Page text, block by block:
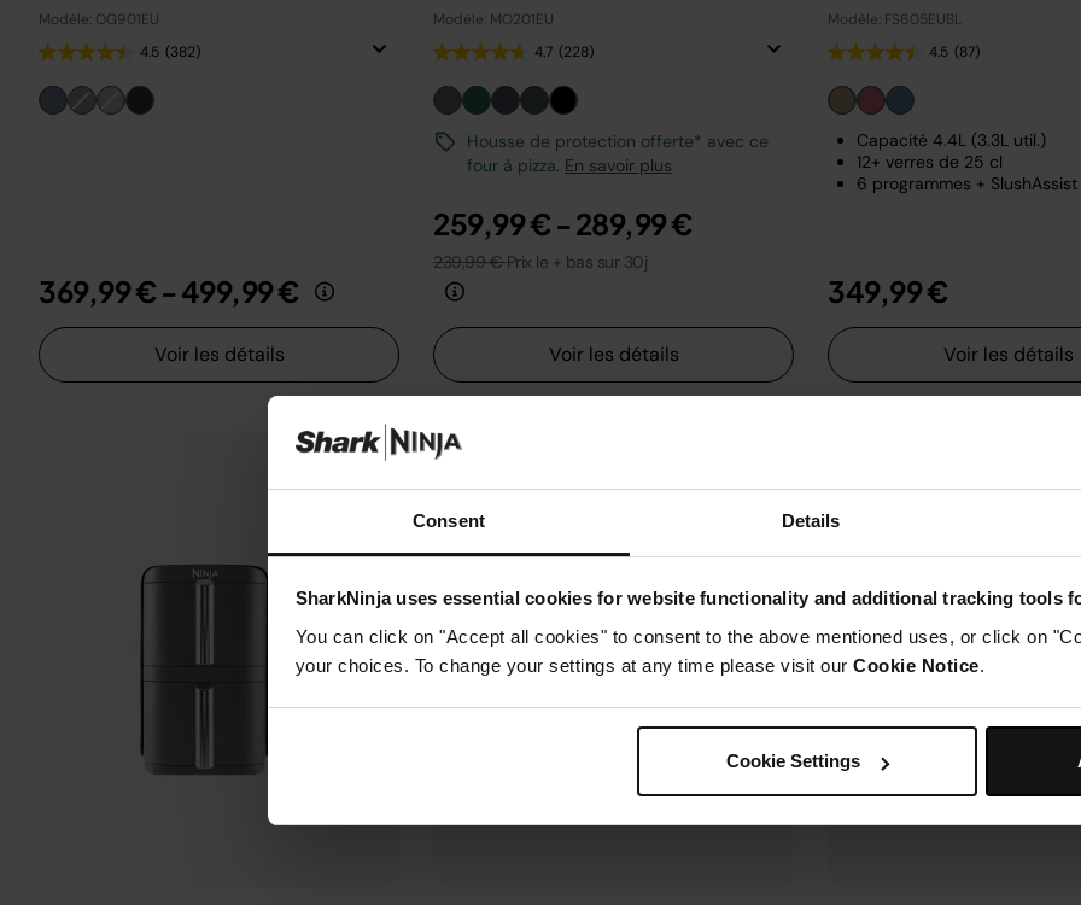
Consent Details
SharkNinja uses essential cookies for website functionality and additional tracking tools
You can click on "Accept all cookies" to consent to the above mentioned uses, or click on
your choices. To change your settings at any time please visit our Cookie Notice.
Cookie Settings
Modèle: OG901EU
4.5 (382)
369,99 € - 499,99 €
Voir les détails
Modèle: MO201EU
4.7 (228)
Housse de protection offerte* avec ce
four à pizza. En savoir plus
259,99 € - 289,99 €
239,99 €Prix le + bas sur 30j
Voir les détails
Modèle: FS605EUBL
4.5 (87)
Capacité 4.4L (3.3L util.)
12+ verres de 25 cl
6 programmes + SlushAssist
349,99 €
Voir les détails